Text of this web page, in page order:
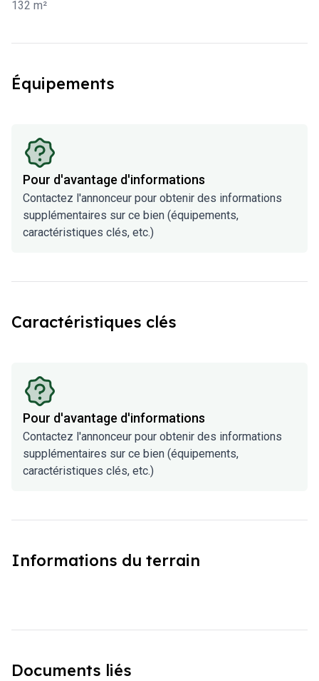
132 m²
Équipements
Pour d'avantage d'informations
Contactez l'annonceur pour obtenir des informations
supplémentaires sur ce bien (équipements,
caractéristiques clés, etc.)
Caractéristiques clés
Pour d'avantage d'informations
Contactez l'annonceur pour obtenir des informations
supplémentaires sur ce bien (équipements,
caractéristiques clés, etc.)
Informations du terrain
Documents liés